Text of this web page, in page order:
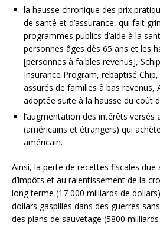
la hausse chronique des prix
de santé et d’assurance, qui fait
programmes publics d’aide à la
personnes âges dès 65 ans et les
[personnes à faibles revenus],
Insurance Program, rebaptisé
assurés de familles à bas revenus,
adoptée suite à la hausse du coût
l’augmentation des intérêts versés
(américains et étrangers) qui
américain.
Ainsi, la perte de recettes fiscales due
d’impôts et au ralentissement de la
long terme (17 000 milliards de
dollars gaspillés dans des guerres
des plans de sauvetage (5800